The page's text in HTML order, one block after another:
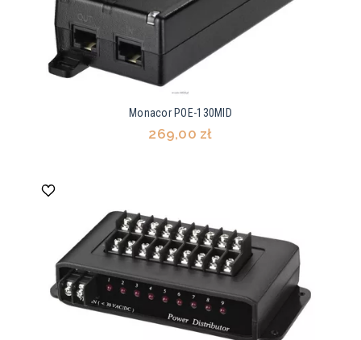
Monacor POE-130MID
269,00 zł